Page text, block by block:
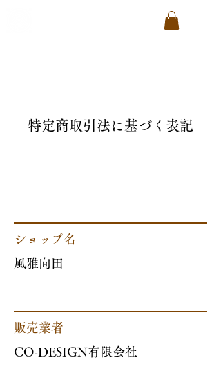
特定商取引法に基づく表記
ショップ名
風雅向田
販売業者
CO-DESIGN有限会社